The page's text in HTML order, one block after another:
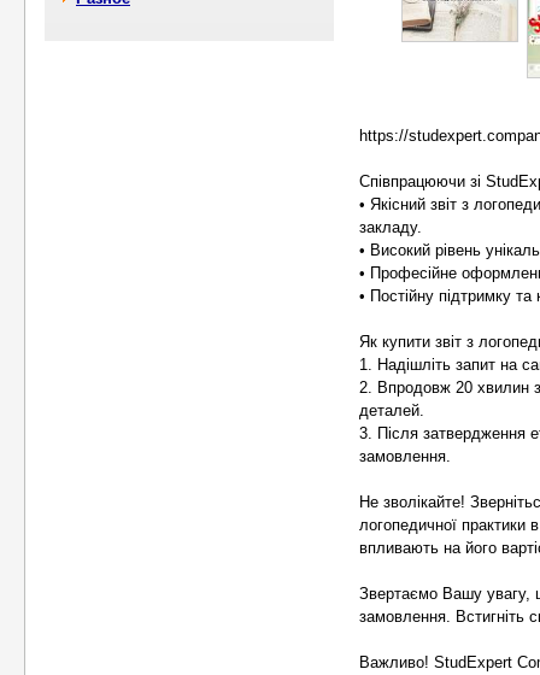
https://
Співпрацюючи зі
• Якісний звіт з
закладу.
• Високий рівень
• Професійне
• Постійну підтримку
Як купити звіт з
1. Надішліть запит на
2. Впродовж 20 хвилин
деталей.
3. Після затвердження
замовлення.
Не зволікайте!
логопедичної практики
впливають на його
Звертаємо Вашу увагу,
замовлення. Встигніть
Важливо! StudExpert